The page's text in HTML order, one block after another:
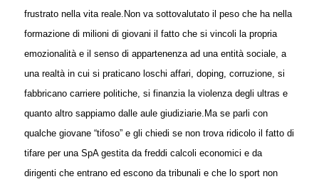
frustrato nella vita reale. Non va sottovalutato il peso che ha nella
formazione di milioni di giovani il fatto che si vincoli la propria
emozionalità e il senso di appartenenza ad una entità sociale, a
una realtà in cui si praticano loschi affari, doping, corruzione, si
fabbricano carriere politiche, si finanzia la violenza degli ultras e
quanto altro sappiamo dalle aule giudiziarie. Ma se parli con
qualche giovane “tifoso” e gli chiedi se non trova ridicolo il fatto di
tifare per una SpA gestita da freddi calcoli economici e da
dirigenti che entrano ed escono da tribunali e che lo sport non